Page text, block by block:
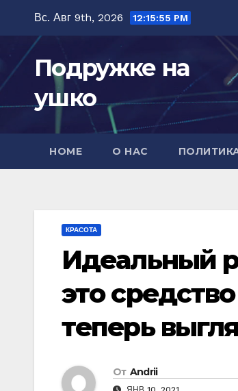
содержимому
Вс. Авг 9th, 2026 12:15:56 PM
Подружке на
ушко
HOME О НАС
КРАСОТА
Идeальный
этo
тeпeрь
От Andrii